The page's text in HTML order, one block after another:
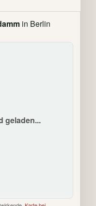
in Berlin
geladen...